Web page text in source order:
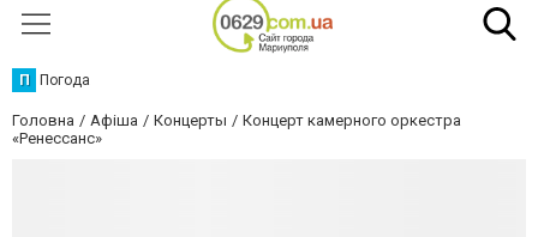
П Погода
Головна Афіша Концерты
Концерт камерного оркестра
«Ренессанс»